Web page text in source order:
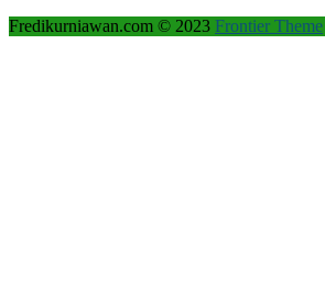
Fredikurniawan.com © 2023 Frontier Theme